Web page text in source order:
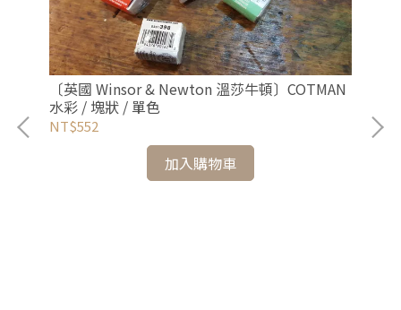
〔英國 Winsor & Newton 溫莎牛頓〕COTMAN
水彩 / 塊狀 / 單色
NT$552
加入購物車